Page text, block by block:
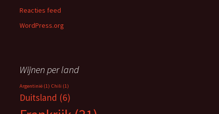
Reacties feed
WordPress.org
Wijnen per land
Argentinië (1) Chili (1)
Duitsland (6)